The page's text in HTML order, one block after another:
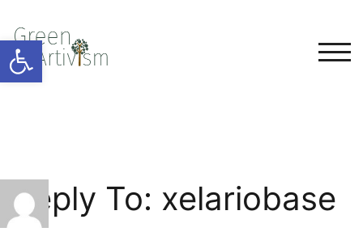
Open toolbar
Reply To: xelariobase